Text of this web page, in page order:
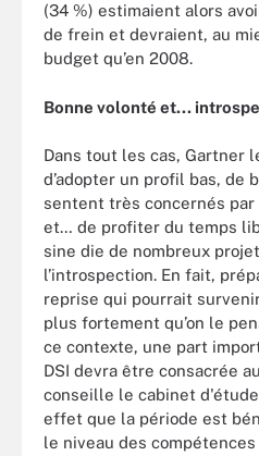
(34 %) estimaient alors
de frein et devraient, au
budget qu’en 2008.
Bonne volonté et...
Dans tout les cas, Gartner
d’adopter un profil bas, de
sentent très concernés
et… de profiter du temps
sine die de nombreux
l’introspection. En fait,
reprise qui pourrait
plus fortement qu’on le
ce contexte, une part
DSI devra être consacrée
conseille le cabinet
effet que la période est
le niveau des